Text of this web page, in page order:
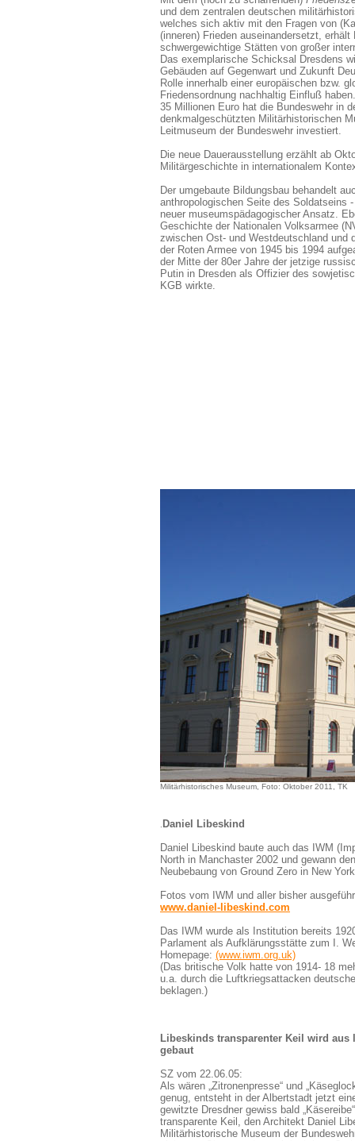
und dem zentralen deutschen
welches sich aktiv mit den Fragen von
(inneren) Frieden auseinandersetzt, erhält
schwergewichtige Stätten von großer
Das exemplarische Schicksal Dresdens
Gebäuden auf Gegenwart und Zukunft
Rolle innerhalb einer europäischen bzw.
Friedensordnung nachhaltig Einfluß haben.
35 Millionen Euro hat die Bundeswehr in
denkmalgeschützten Militärhistorischen
Leitmuseum der Bundeswehr investiert.
Die neue Dauerausstellung erzählt ab
Militärgeschichte in internationalem
Der umgebaute Bildungsbau behandelt
anthropologischen Seite des Soldatseins
neuer museumspädagogischer Ansatz.
Geschichte der Nationalen Volksarmee
zwischen Ost- und Westdeutschland und
der Roten Armee von 1945 bis 1994
der Mitte der 80er Jahre der jetzige
Putin in Dresden als Offizier des
KGB wirkte.
Militärhistorisches Museum, Foto: Oktober 2011, TK
Daniel Libeskind
Daniel Libeskind baute auch das IWM
North in Manchaster 2002 und gewann
Neubebaung von Ground Zero in New
Fotos vom IWM und aller bisher
www.daniel-libeskind.com
Das IWM wurde als Institution bereits
Parlament als Aufklärungsstätte zum I.
Homepage: (www.iwm.org.uk)
(Das britische Volk hatte von 1914- 18
u.a. durch die Luftkriegsattacken
beklagen.)
Libeskinds transparenter Keil wird aus
gebaut
SZ vom 22.06.05:
Als wären „Zitronenpresse“ und
genug, entsteht in der Albertstadt jetzt
gewitzte Dresdner gewiss bald
transparente Keil, den Architekt Daniel
Militärhistorische Museum der